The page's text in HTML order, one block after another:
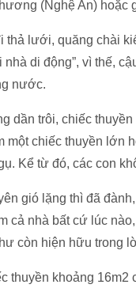
(Nghệ An) hoặc
thả lưới, quăng chài
nhà di động”, vì thế,
nước.
dần trôi, chiếc
một chiếc thuyền lớn
Kể từ đó, các con
gió lặng thì đã
cả nhà bất cứ lúc
còn hiện hữu trong
thuyền khoảng